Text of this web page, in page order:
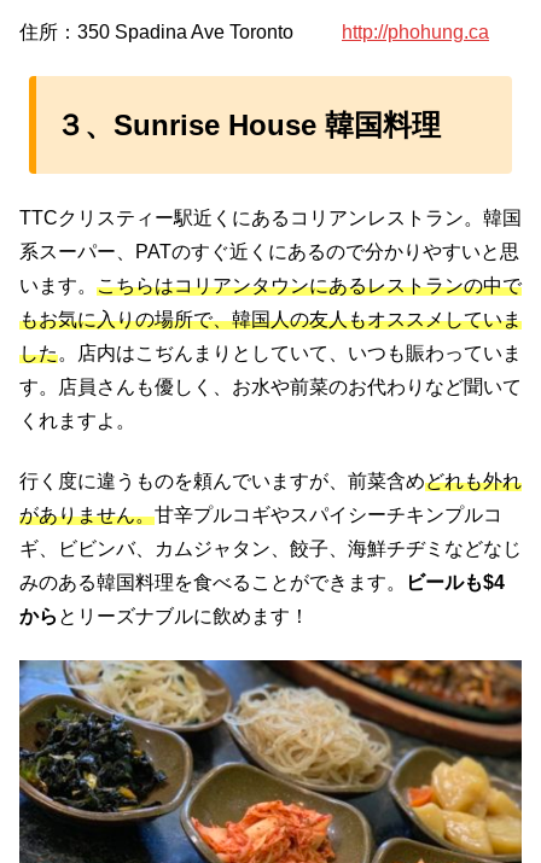
住所：350 Spadina Ave Toronto http://phohung.ca
３、Sunrise House 韓国料理
TTCクリスティー駅近くにあるコリアンレストラン。韓国
系スーパー、PATのすぐ近くにあるので分かりやすいと思
います。 こちらはコリアンタウンにあるレストランの中で
もお気に入りの場所で、韓国人の友人もオススメしていま
した。店内はこぢんまりとしていて、いつも賑わっていま
す。店員さんも優しく、お水や前菜のお代わりなど聞いて
くれますよ。
行く度に違うものを頼んでいますが、前菜含めどれも外れ
がありません。甘辛プルコギやスパイシーチキンプルコ
ギ、ビビンバ、カムジャタン、餃子、海鮮チヂミなどなじ
みのある韓国料理を食べることができます。
ビールも$4
から とリーズナブルに飲めます！